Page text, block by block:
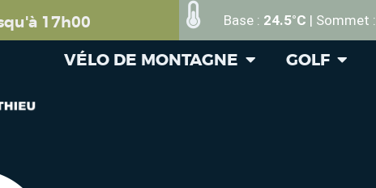
17h00 Base : 24.5°C | Sommet :
VÉLO DE MONTAGNE GOLF